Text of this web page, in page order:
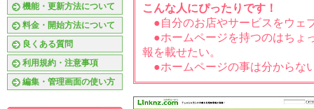
機能・更新方法について
料金・開始方法について
良くある質問
利用規約・注意事項
編集・管理画面の使い方
こんな人にぴったりです！
●自分のお店やサービスをウェ
●ホームページを持つのはちょ
報を載せたい。
●ホームページの事は分からな